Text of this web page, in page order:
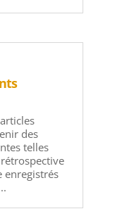
des
telles
enregistrés